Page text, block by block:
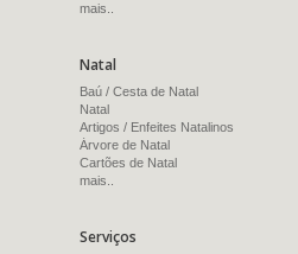
mais..
Natal
Baú / Cesta de Natal
Natal
Artigos / Enfeites Natalinos
Árvore de Natal
Cartões de Natal
mais..
Serviços